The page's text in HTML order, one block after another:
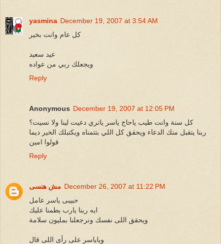
yasmina December 19, 2007 at 3:54 AM
كل عام وانت بخير
عيد سعيد
ويجعلك ربي من عواده
Reply
Anonymous December 19, 2007 at 12:05 PM
كل سنة وانت طيب ياحاج ياسر ياتري دعيت لينا ولا نسيت؟
ربنا يتقبل منك الدعاء ويحقق كل اللي بتتمناه ويكتبلك الخير ديما
قولوا امين
Reply
مش هنسى December 26, 2007 at 11:22 PM
حبيبى ياسر عامل
ايه ربنا يارب يطمنا عليك
ويحقق اللى نفسك ونرجعلنا بمليون سلامة
وياياسر على رأى اللى قال